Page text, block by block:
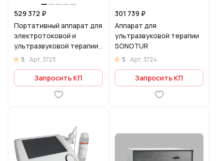
529 372 ₽
Портативный аппарат для
электротоковой и
ультразвуковой терапии
CURATUR 701
5 Арт.3723
Запросить КП
301 739 ₽
Аппарат для
ультразвуковой терапии
SONOTUR
5 Арт.3724
Запросить КП